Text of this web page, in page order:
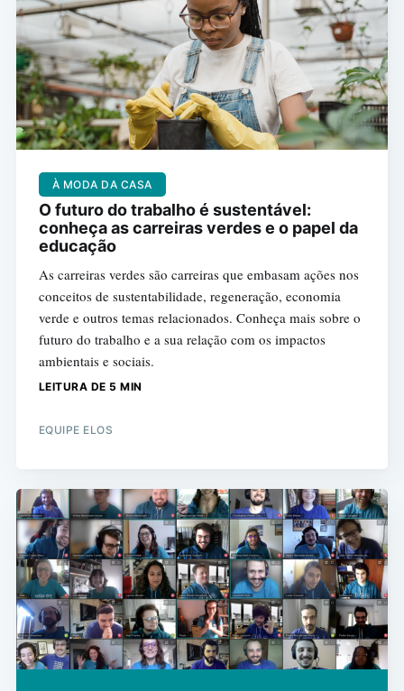
À MODA DA CASA
O futuro do trabalho é sustentável:
conheça as carreiras verdes e o papel da
educação
As carreiras verdes são carreiras que embasam ações nos
conceitos de sustentabilidade, regeneração, economia
verde e outros temas relacionados. Conheça mais sobre o
futuro do trabalho e a sua relação com os impactos
ambientais e sociais.
LEITURA DE 5 MIN
EQUIPE ELOS